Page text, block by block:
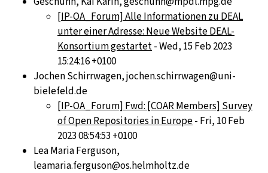
[IP-OA_Forum] Alle Informationen zu DEAL
unter einer Adresse: Neue Website DEAL-
Konsortium gestartet- Wed, 15 Feb 2023
15:24:16 +0100
Jochen Schirrwagen, jochen.schirrwagen@uni-
bielefeld.de
[IP-OA_Forum] Fwd: [COAR Members] Survey
of Open Repositories in Europe- Fri, 10 Feb
2023 08:54:53 +0100
Lea Maria Ferguson,
leamaria.ferguson@os.helmholtz.de